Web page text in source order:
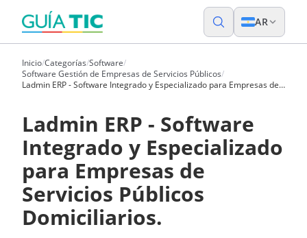
AR
Inicio/Categorías/Software/
Software Gestión de Empresas de Servicios Públicos/
Ladmin ERP - Software Integrado y Especializado para Empresas de
Ladmin ERP - Software
Integrado y Especializado
para Empresas de
Servicios Públicos
Domiciliarios.